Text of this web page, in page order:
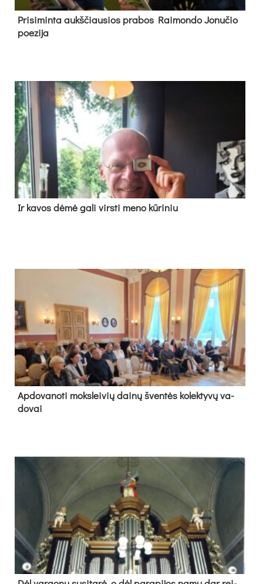
Pri­si­min­ta aukš­čiau­sios pra­bos Rai­mon­do Jo­nu­čio
poe­zi­ja
Ir ka­vos dė­mė ga­li virs­ti me­no kū­ri­niu
Ap­do­va­no­ti moks­lei­vių dai­nų šven­tės ko­lek­ty­vų va­
do­vai